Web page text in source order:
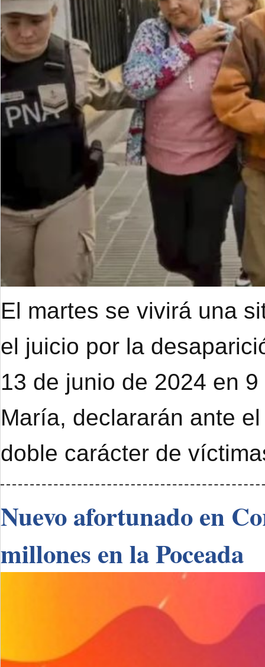
El martes se vivirá una
el juicio por la
13 de junio de 2024 en
María, declararán ante
doble carácter de
Nuevo afortunado en
millones en la Poceada